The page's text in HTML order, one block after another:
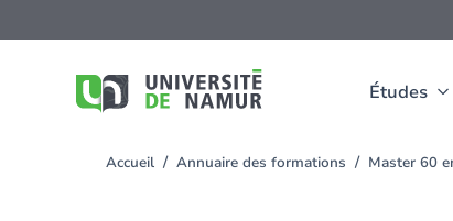
Études
au
You
Accueil Annuaire des formations Master 60